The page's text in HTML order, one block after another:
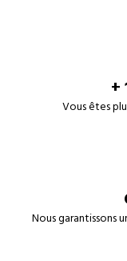
+
Vous êtes
Nous garantissons